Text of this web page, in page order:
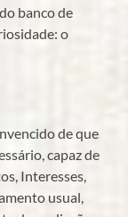
banco de
o
de que
capaz de
Interesses,
usual,